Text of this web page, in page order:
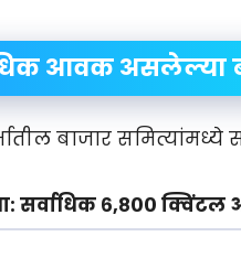
आवक असलेल्या
बाजार
सर्वाधिक ६,८०० क्विंटल